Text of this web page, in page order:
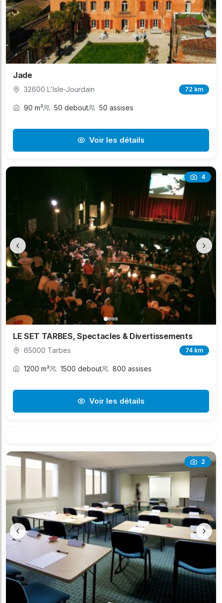
Jade
32600 L'Isle-Jourdain 72 km
90 m² 50 debout 50 assises
Voir les détails
4
‹ ›
LE SET TARBES, Spectacles & Divertissements
65000 Tarbes 74 km
1200 m² 1500 debout 800 assises
Voir les détails
2
‹ ›